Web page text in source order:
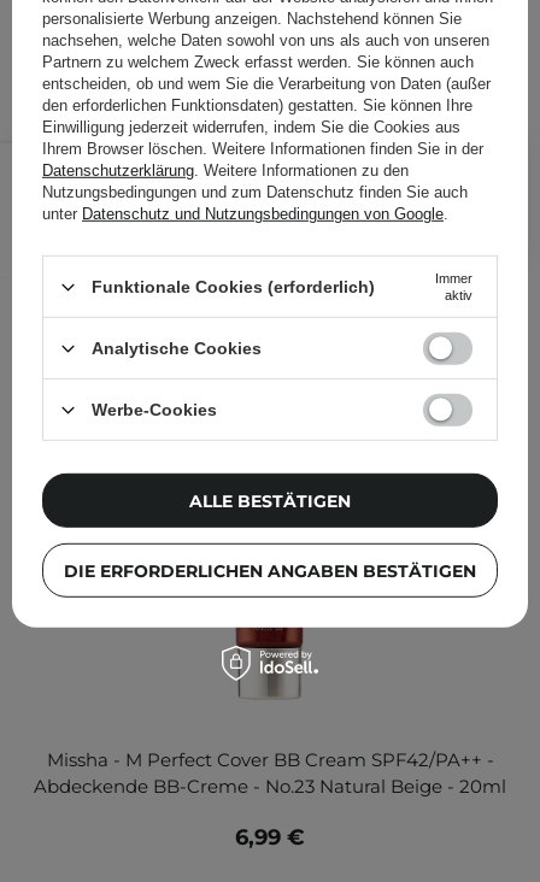
19,99 € /Stk.
IN DEN WARENKORB
Produktcode: 21710
Folgende Produkte wurden von
anderen Kunden geprüft
Missha - M Perfect Cover BB Cream SPF42/PA++ -
Abdeckende BB-Creme - No.23 Natural Beige - 20ml
6,99 €
personalisierte Werbung anzeigen. Nachstehend können Sie
nachsehen, welche Daten sowohl von uns als auch von unseren
Partnern zu welchem Zweck erfasst werden. Sie können auch
entscheiden, ob und wem Sie die Verarbeitung von Daten (außer
den erforderlichen Funktionsdaten) gestatten. Sie können Ihre
Einwilligung jederzeit widerrufen, indem Sie die Cookies aus
Ihrem Browser löschen. Weitere Informationen finden Sie in der
Datenschutzerklärung . Weitere Informationen zu den
Nutzungsbedingungen und zum Datenschutz finden Sie auch
unter Datenschutz und Nutzungsbedingungen von Google
Funktionale Cookies (erforderlich)
Immer
aktiv
Analytische Cookies
Werbe-Cookies
DIE ERFORDERLICHEN ANGABEN BESTÄTIGEN
ALLE BESTÄTIGEN